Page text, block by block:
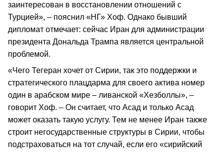
заинтересован в восстановлении отношений с
Турцией», – пояснил «НГ» Хоф. Однако бывший
дипломат отмечает: сейчас Иран для администрации
президента Дональда Трампа является центральной
проблемой.
«Чего Тегеран хочет от Сирии, так это поддержки и
стратегического плацдарма для своего актива номер
один в арабском мире – ливанской «Хезболлы», –
говорит Хоф. – Он считает, что Асад и только Асад
может оказать такую услугу. Тем не менее Иран также
строит негосударственные структуры в Сирии, чтобы
подстраховаться на тот случай, если его «сирийский